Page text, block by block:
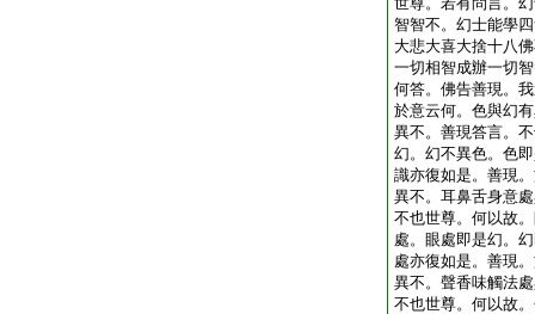
智智不。幻士能學
大悲大喜大捨十八
一切相智成辦一切
何答。佛告善現。
於意云何。色與幻
異不。善現答言。
幻。幻不異色。色
識亦復如是。善現
異不。耳鼻舌身意
不也世尊。何以故
處。眼處即是幻。
處亦復如是。善現
異不。聲香味觸法
不也世尊。何以故